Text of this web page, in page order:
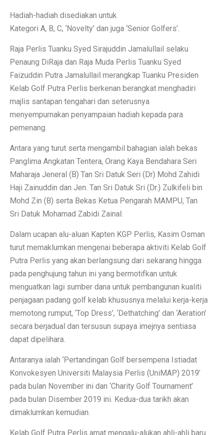
Hadiah-hadiah disediakan untuk
Kategori A, B, C, ‘Novelty’ dan juga ‘Senior Golfers’.
Raja Perlis Tuanku Syed Sirajuddin Jamalullail selaku
Penaung DiRaja dan Raja Muda Perlis Tuanku Syed
Faizuddin Putra Jamalullail merangkap Tuanku Presiden
Kelab Golf Putra Perlis berkenan berangkat menghadiri
majlis santapan tengahari dan seterusnya
menyempurnakan penyampaian hadiah kepada para
pemenang.
Antara yang turut serta mengambil bahagian ialah bekas
Panglima Angkatan Tentera, Orang Kaya Bendahara Seri
Maharaja Jeneral (B) Tan Sri Datuk Seri (Dr) Mohd Zahidi
Haji Zainuddin dan Jen. Tan Sri Datuk Sri (Dr.) Zulkifeli bin
Mohd Zin (B) serta Bekas Ketua Pengarah MAMPU, Tan
Sri Datuk Mohamad Zabidi Zainal.
Dalam ucapan alu-aluan Kapten KGP Perlis, Kasim Osman
turut memaklumkan mengenai beberapa aktiviti Kelab Golf
Putra Perlis yang akan berlangsung dari sekarang hingga
pada penghujung tahun ini yang bermotifkan untuk
menguatkan lagi sumber dana untuk pembangunan kualiti
penjagaan padang golf kelab khususnya melalui kerja-kerja
memotong rumput, ‘Top Dress’, ‘Dethatching’ dan ‘Aeration’
secara berjadual dan tersusun supaya imejnya sentiasa
dapat dipelihara.
Antaranya ialah ‘Pertandingan Golf bersempena Istiadat
Konvokesyen Universiti Malaysia Perlis (UniMAP) 2019’
pada bulan November ini dan ‘Charity Golf Tournament’
pada bulan Disember 2019 ini. Kedua-dua tarikh akan
dimaklumkan kemudian.
Kelab Golf Putra Perlis amat mengalu-alukan ahli-ahli baru